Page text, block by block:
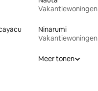
Vakantiewoningen
Ninarumi
Vakantiewoningen
Meer tonen